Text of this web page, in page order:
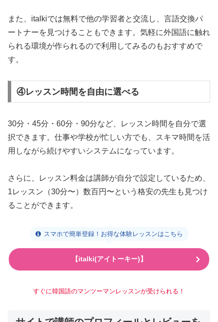
また、italkiでは無料で他の学習者と交流し、言語交換パ
ートナーを見つけることもできます。気軽に外国語に触れ
られる環境が作られるので利用してみるのもおすすめで
す。
④レッスン時間を自由に選べる
30分・45分・60分・90分など、レッスン時間を自分で選
択できます。仕事や学校が忙しい方でも、スキマ時間を活
用しながら続けやすいシステムになっています。
さらに、レッスン料金は講師が自分で設定しているため、
1レッスン（30分〜）数百円〜という格安の先生も見つけ
ることができます。
スマホで簡単登録！お得な体験レッスンはこちら
【italki(アイトーキー)】
すぐに韓国語のマンツーマンレッスンが受けられる！